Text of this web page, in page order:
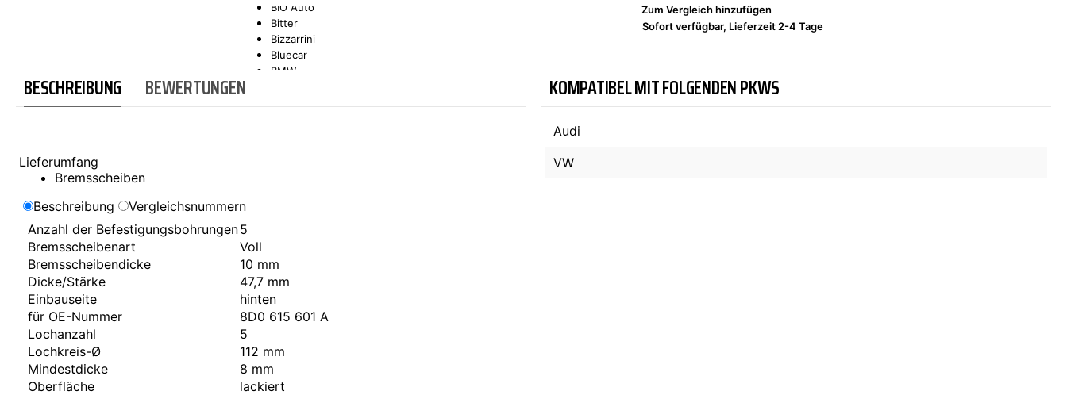
SONAX
BIO Auto
Bitter
Bizzarrini
Bluecar
BMW
CEA3 (Seaz)
Chatenet
Chrysler
Comarth
Cupra
Dacia
Zum Vergleich hinzufügen
Sofort verfügbar, Lieferzeit 2-4 Tage
BESCHREIBUNG BEWERTUNGEN
Lieferumfang
Bremsscheiben
Beschreibung
Vergleichsnummern
Anzahl der Befestigungsbohrungen5
Bremsscheibenart
Voll
Bremsscheibendicke
10 mm
Dicke/Stärke
47,7 mm
Einbauseite
hinten
für OE-Nummer
8D0 615 601 A
Lochanzahl
5
Lochkreis-Ø
112 mm
Mindestdicke
8 mm
Oberfläche
lackiert
KOMPATIBEL MIT FOLGENDEN PKWS
Audi
VW